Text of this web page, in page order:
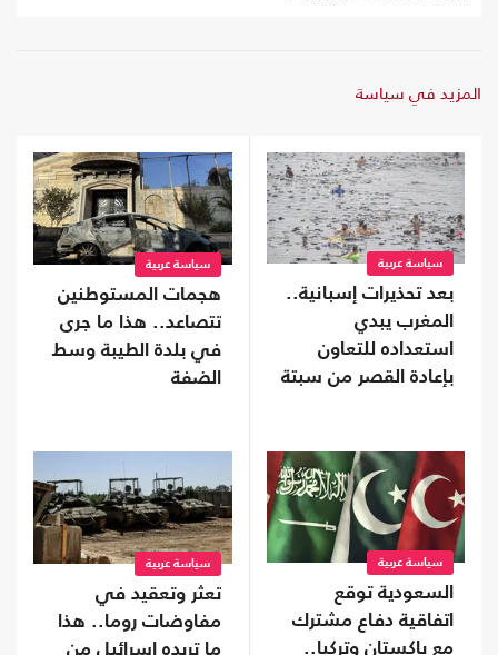
المزيد في سياسة
سياسة عربية
بعد تحذيرات إسبانية..
المغرب يبدي
استعداده للتعاون
بإعادة القصر من سبتة
سياسة عربية
هجمات المستوطنين
تتصاعد.. هذا ما جرى
في بلدة الطيبة وسط
الضفة
سياسة عربية
السعودية توقع
اتفاقية دفاع مشترك
مع باكستان وتركيا..
سياسة عربية
تعثر وتعقيد في
مفاوضات روما.. هذا
ما تريده إسرائيل من